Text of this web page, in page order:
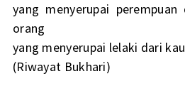
yang menyerupai
orang
yang menyerupai lelaki dari
(Riwayat Bukhari)